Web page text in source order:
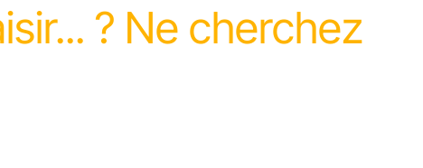
? Ne cherchez